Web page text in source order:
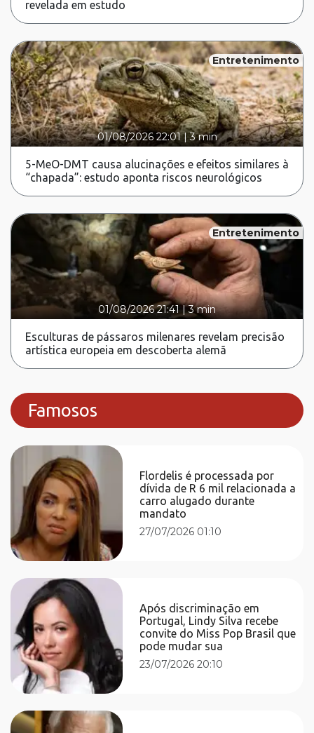
revelada em estudo
Entretenimento
01/08/2026 22:01|3 min
5-MeO-DMT causa alucinações e efeitos similares à
“chapada”: estudo aponta riscos neurológicos
Entretenimento
01/08/2026 21:41 |3 min
Esculturas de pássaros milenares revelam precisão
artística europeia em descoberta alemã
Famosos
Flordelis é processada por
dívida de R 6 mil relacionada a
carro alugado durante
mandato
27/07/2026 01:10
Após discriminação em
Portugal, Lindy Silva recebe
convite do Miss Pop Brasil que
pode mudar sua
23/07/2026 20:10